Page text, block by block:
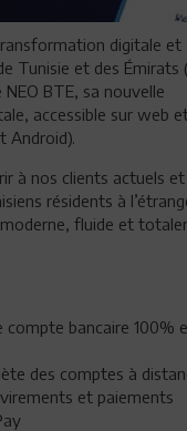
digitale et
Tunisie et des Émirats
BTE, sa nouvelle
accessible sur web
Android).
à nos clients actuels et
résidents à
fluide et
compte bancaire 100%
des comptes à
et paiements